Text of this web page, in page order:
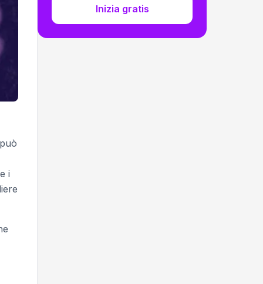
i
Inizia gratis